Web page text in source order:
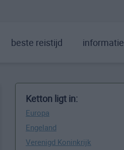
beste reistijd informatie
Ketton ligt in:
Europa
Engeland
Verenigd Koninkrijk